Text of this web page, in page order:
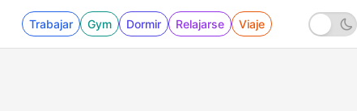
Trabajar Gym Dormir Relajarse Viaje